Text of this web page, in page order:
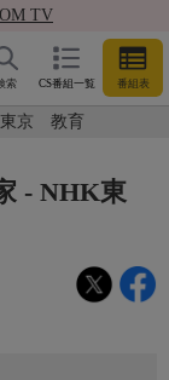
TV
CS番組一覧 番組表
索
東京 教育
- NHK東